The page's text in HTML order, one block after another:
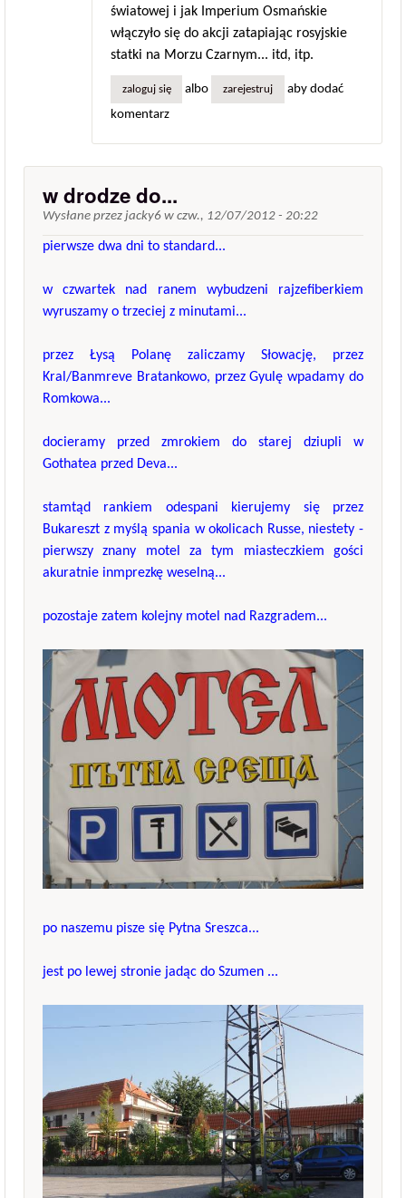
światowej i jak Imperium Osmańskie
włączyło się do akcji zatapiając rosyjskie
statki na Morzu Czarnym... itd, itp.
zaloguj się albo zarejestruj
aby dodać
komentarz
w drodze do...
Wysłane przez jacky6 w czw., 12/07/2012 - 20:22
pierwsze dwa dni to standard...
w czwartek nad ranem wybudzeni rajzefiberkiem
wyruszamy o trzeciej z minutami...
przez Łysą Polanę zaliczamy Słowację, przez
Kral/Banmreve Bratankowo, przez Gyulę wpadamy do
Romkowa...
docieramy przed zmrokiem do starej dziupli w
Gothatea przed Deva...
stamtąd rankiem odespani kierujemy się przez
Bukareszt z myślą spania w okolicach Russe, niestety -
pierwszy znany motel za tym miasteczkiem gości
akuratnie inmprezkę weselną...
pozostaje zatem kolejny motel nad Razgradem...
po naszemu pisze się Pytna Sreszca...
jest po lewej stronie jadąc do Szumen ...